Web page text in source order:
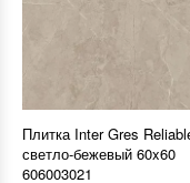
Плитка Inter Gres
светло-бежевый 60x60
606003021